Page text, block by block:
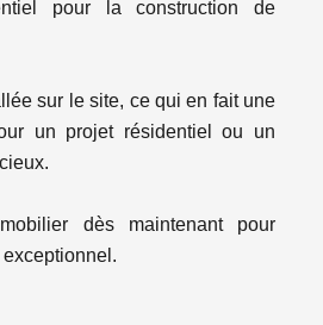
pour la construction de
sur le site, ce qui en fait une
un projet résidentiel ou un
dès maintenant pour